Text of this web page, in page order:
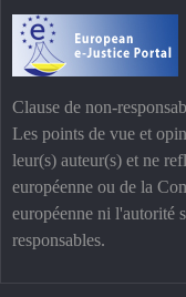
Clause de non-
Les points de vue et
leur(s) auteur(s) et ne
européenne ou de la
européenne ni l'autorité
responsables.